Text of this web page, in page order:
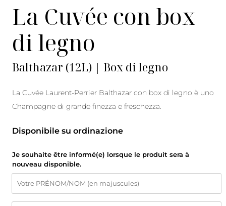
La Cuvée con box
di legno
Balthazar (12L) | Box di legno
La Cuvée Laurent-Perrier Balthazar con box di legno è uno
Champagne di grande finezza e freschezza.
Disponibile su ordinazione
Je souhaite être informé(e) lorsque le produit sera à
nouveau disponible.